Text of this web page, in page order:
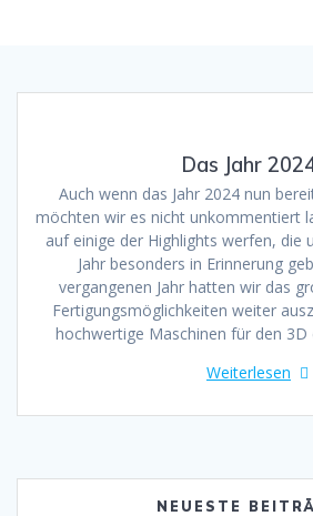
Das Jahr
Auch wenn das Jahr 2024 nun
möchten wir es nicht unkommentiert
auf einige der Highlights werfen, die
Jahr besonders in Erinnerung
vergangenen Jahr hatten wir das
Fertigungsmöglichkeiten weiter
hochwertige Maschinen für den
Weiterlesen
NEUESTE